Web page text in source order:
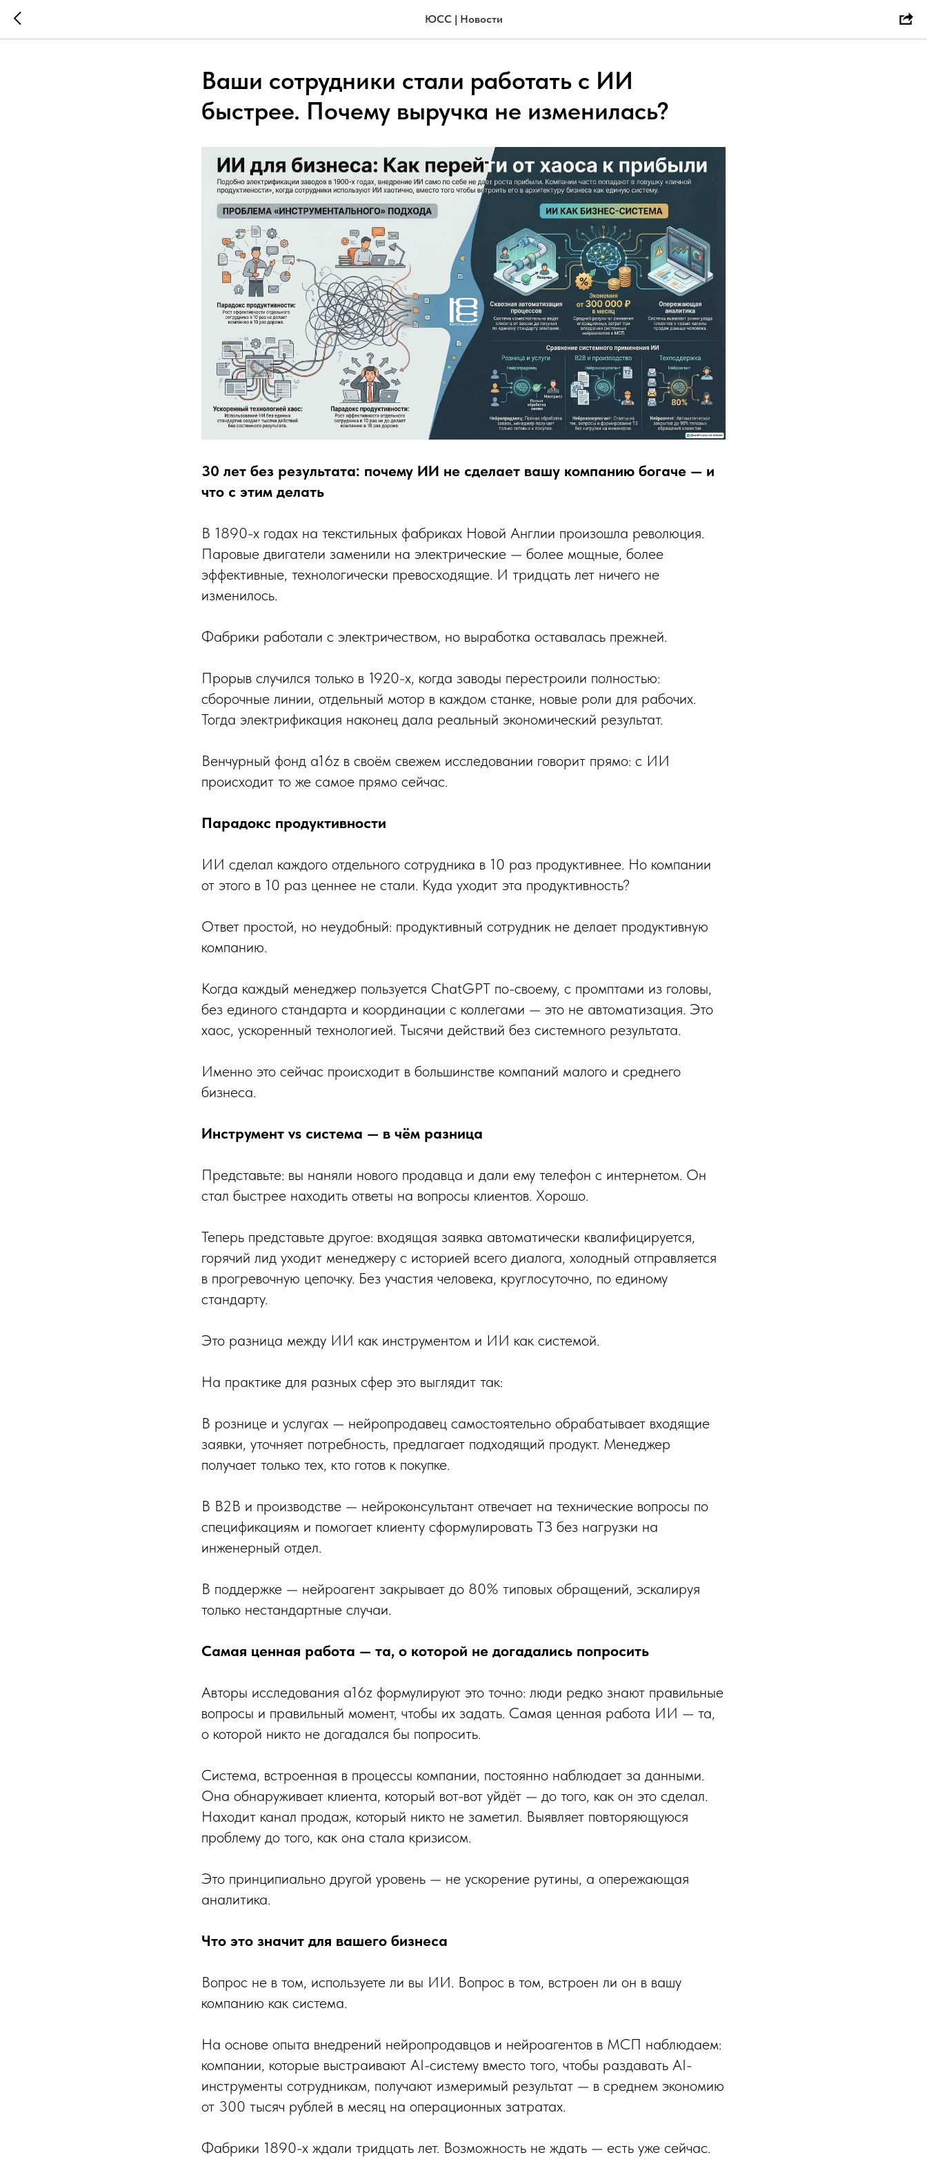
ЮСС | Новости
Ваши сотрудники стали работать с ИИ
быстрее. Почему выручка не изменилась?
30 лет без результата: почему ИИ не сделает вашу компанию богаче — и
что с этим делать
В 1890-х годах на текстильных фабриках Новой Англии произошла революция.
Паровые двигатели заменили на электрические — более мощные, более
эффективные, технологически превосходящие. И тридцать лет ничего не
изменилось.
Фабрики работали с электричеством, но выработка оставалась прежней.
Прорыв случился только в 1920-х, когда заводы перестроили полностью:
сборочные линии, отдельный мотор в каждом станке, новые роли для рабочих.
Тогда электрификация наконец дала реальный экономический результат.
Венчурный фонд a16z в своём свежем исследовании говорит прямо: с ИИ
происходит то же самое прямо сейчас.
Парадокс продуктивности
ИИ сделал каждого отдельного сотрудника в 10 раз продуктивнее. Но компании
от этого в 10 раз ценнее не стали. Куда уходит эта продуктивность?
Ответ простой, но неудобный: продуктивный сотрудник не делает продуктивную
компанию.
Когда каждый менеджер пользуется ChatGPT по-своему, с промптами из головы,
без единого стандарта и координации с коллегами — это не автоматизация. Это
хаос, ускоренный технологией. Тысячи действий без системного результата.
Именно это сейчас происходит в большинстве компаний малого и среднего
бизнеса.
Инструмент vs система — в чём разница
Представьте: вы наняли нового продавца и дали ему телефон с интернетом. Он
стал быстрее находить ответы на вопросы клиентов. Хорошо.
Теперь представьте другое: входящая заявка автоматически квалифицируется,
горячий лид уходит менеджеру с историей всего диалога, холодный отправляется
в прогревочную цепочку. Без участия человека, круглосуточно, по единому
стандарту.
Это разница между ИИ как инструментом и ИИ как системой.
На практике для разных сфер это выглядит так:
В рознице и услугах — нейропродавец самостоятельно обрабатывает входящие
заявки, уточняет потребность, предлагает подходящий продукт. Менеджер
получает только тех, кто готов к покупке.
В B2B и производстве — нейроконсультант отвечает на технические вопросы по
спецификациям и помогает клиенту сформулировать ТЗ без нагрузки на
инженерный отдел.
В поддержке — нейроагент закрывает до 80% типовых обращений, эскалируя
только нестандартные случаи.
Самая ценная работа — та, о которой не догадались попросить
Авторы исследования a16z формулируют это точно: люди редко знают правильные
вопросы и правильный момент, чтобы их задать. Самая ценная работа ИИ — та,
о которой никто не догадался бы попросить.
Система, встроенная в процессы компании, постоянно наблюдает за данными.
Она обнаруживает клиента, который вот-вот уйдёт — до того, как он это сделал.
Находит канал продаж, который никто не заметил. Выявляет повторяющуюся
проблему до того, как она стала кризисом.
Это принципиально другой уровень — не ускорение рутины, а опережающая
аналитика.
Что это значит для вашего бизнеса
Вопрос не в том, используете ли вы ИИ. Вопрос в том, встроен ли он в вашу
компанию как система.
На основе опыта внедрений нейропродавцов и нейроагентов в МСП наблюдаем:
компании, которые выстраивают AI-систему вместо того, чтобы раздавать AI-
инструменты сотрудникам, получают измеримый результат — в среднем экономию
от 300 тысяч рублей в месяц на операционных затратах.
Фабрики 1890-х ждали тридцать лет. Возможность не ждать — есть уже сейчас.